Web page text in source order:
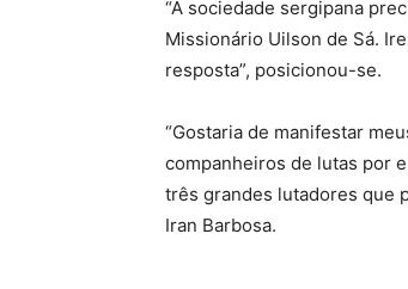
“A sociedade sergipana
Missionário Uilson de Sá.
resposta”, posicionou-se.
“Gostaria de manifestar
companheiros de lutas por
três grandes lutadores que
Iran Barbosa.